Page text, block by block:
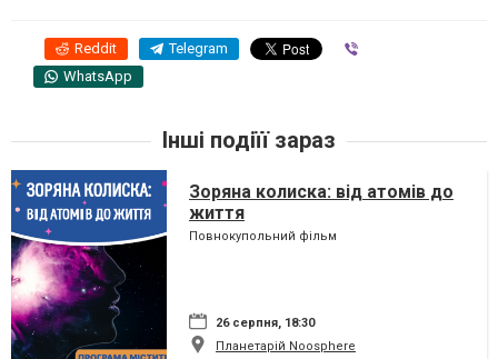
Reddit Telegram
WhatsApp
Інші подіїї зараз
Зоряна колиска: від атомів до
життя
Повнокупольний фільм
26 серпня, 18:30
Планетарій Noosphere